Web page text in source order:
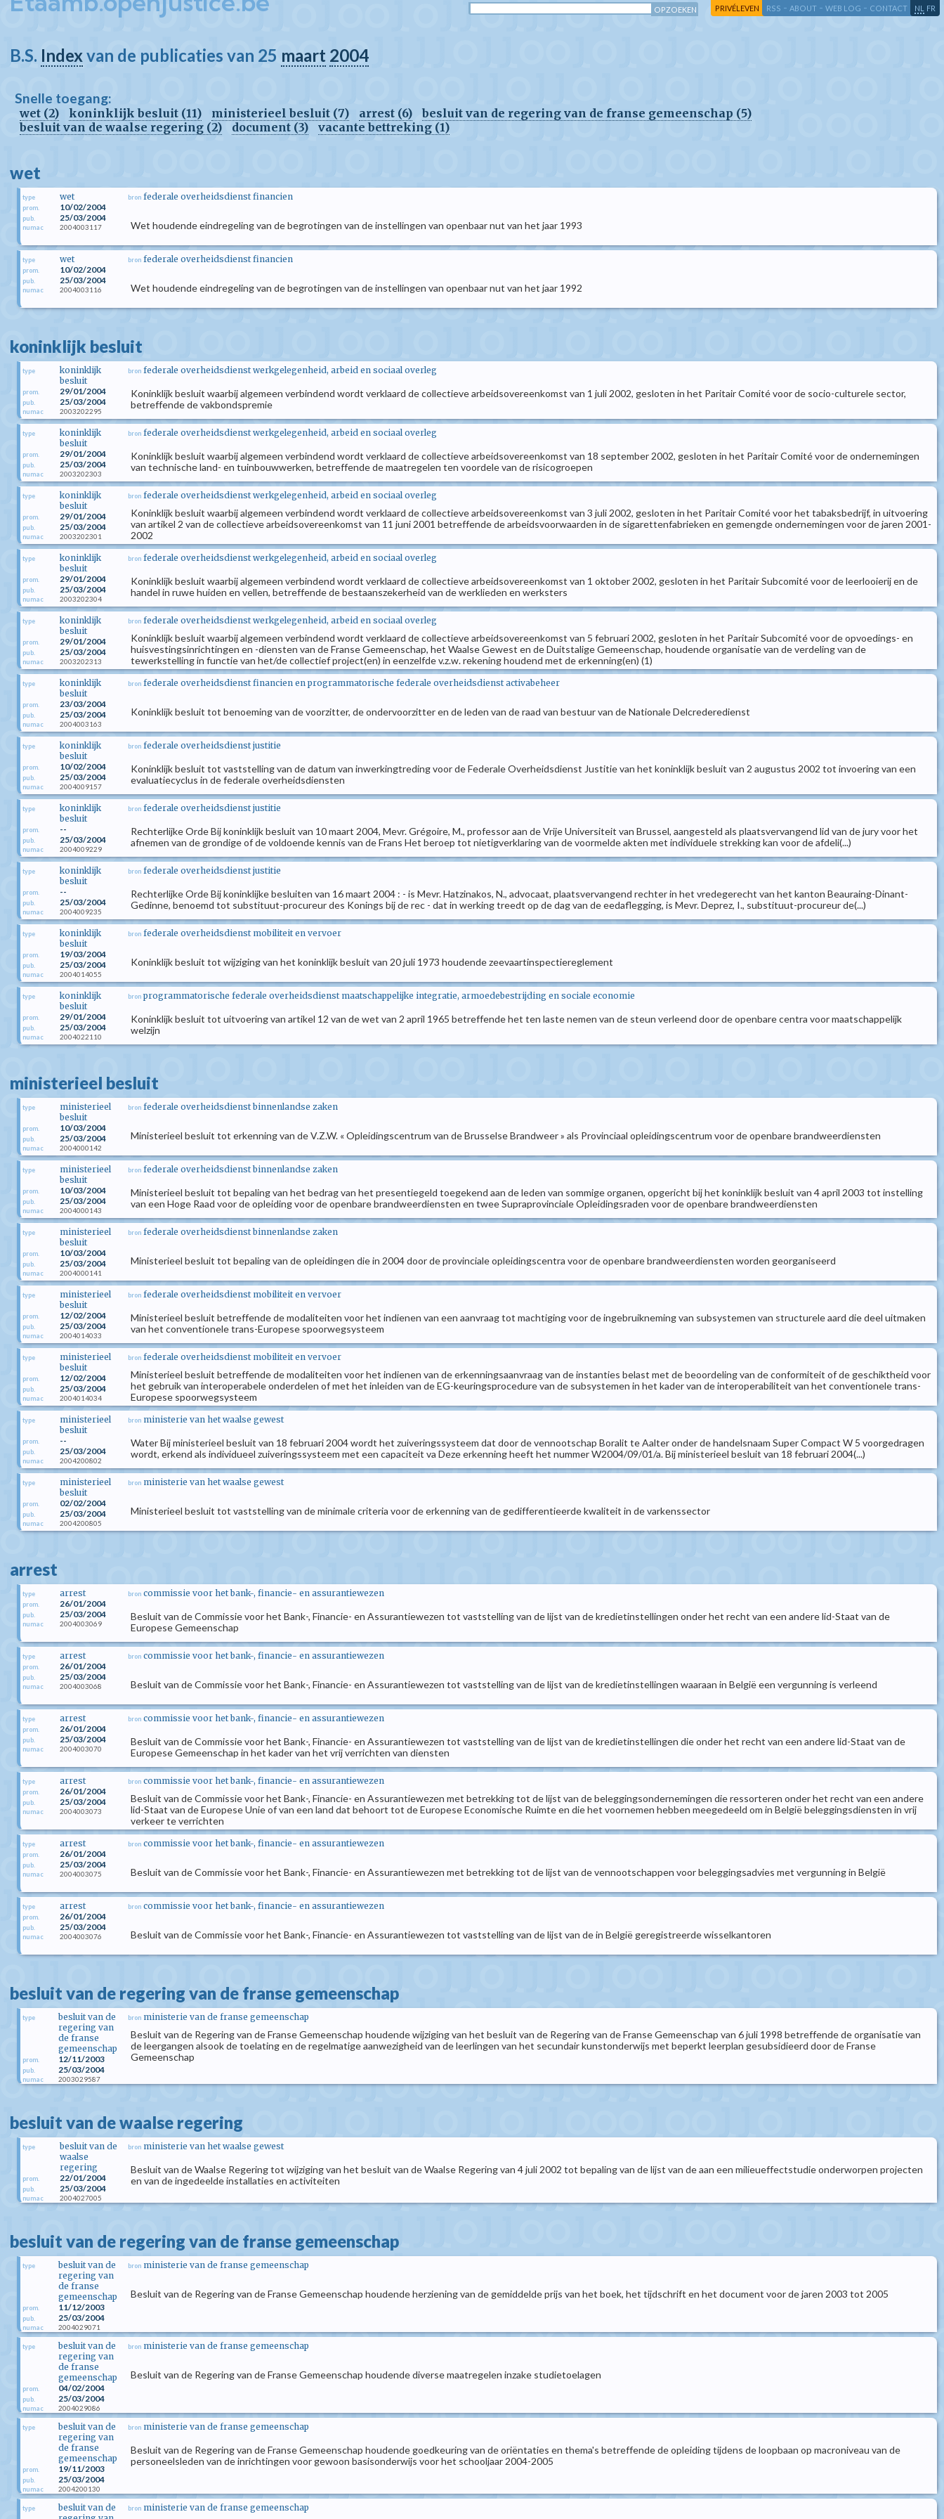
PRIVÉLEVEN RSS - ABOUT - WEB LOG - CONTACT NL FR
B.S. Indexvan de publicaties van 25 maart 2004
Snelle toegang:
wet (2) koninklijk besluit (11) ministerieel besluit (7) arrest (6)
besluit van de regering van de franse gemeenschap (5)
besluit van de waalse regering (2)
document (3) vacante bettreking (1)
wet
type wet
prom. 10/02/2004
pub. 25/03/2004
numac 2004003117
bron federale overheidsdienst financien
Wet houdende eindregeling van de begrotingen van de instellingen van openbaar nut van het jaar 1993
type wet
prom. 10/02/2004
pub. 25/03/2004
numac 2004003116
bron federale overheidsdienst financien
Wet houdende eindregeling van de begrotingen van de instellingen van openbaar nut van het jaar 1992
koninklijk besluit
type
koninklijk
besluit
prom. 29/01/2004
pub. 25/03/2004
numac 2003202295
bron federale overheidsdienst werkgelegenheid, arbeid en sociaal overleg
Koninklijk besluit waarbij algemeen verbindend wordt verklaard de collectieve arbeidsovereenkomst van 1 juli 2002, gesloten in het Paritair Comité voor de socio-culturele sector,
betreffende de vakbondspremie
type
koninklijk
besluit
prom. 29/01/2004
pub. 25/03/2004
numac 2003202303
bron federale overheidsdienst werkgelegenheid, arbeid en sociaal overleg
Koninklijk besluit waarbij algemeen verbindend wordt verklaard de collectieve arbeidsovereenkomst van 18 september 2002, gesloten in het Paritair Comité voor de ondernemingen
van technische land- en tuinbouwwerken, betreffende de maatregelen ten voordele van de risicogroepen
type
koninklijk
besluit
prom. 29/01/2004
pub. 25/03/2004
numac 2003202301
bron federale overheidsdienst werkgelegenheid, arbeid en sociaal overleg
Koninklijk besluit waarbij algemeen verbindend wordt verklaard de collectieve arbeidsovereenkomst van 3 juli 2002, gesloten in het Paritair Comité voor het tabaksbedrijf, in uitvoering
van artikel 2 van de collectieve arbeidsovereenkomst van 11 juni 2001 betreffende de arbeidsvoorwaarden in de sigarettenfabrieken en gemengde ondernemingen voor de jaren 2001-
2002
type
koninklijk
besluit
prom. 29/01/2004
pub. 25/03/2004
numac 2003202304
bron federale overheidsdienst werkgelegenheid, arbeid en sociaal overleg
Koninklijk besluit waarbij algemeen verbindend wordt verklaard de collectieve arbeidsovereenkomst van 1 oktober 2002, gesloten in het Paritair Subcomité voor de leerlooierij en de
handel in ruwe huiden en vellen, betreffende de bestaanszekerheid van de werklieden en werksters
type
koninklijk
besluit
prom. 29/01/2004
pub. 25/03/2004
numac 2003202313
bron federale overheidsdienst werkgelegenheid, arbeid en sociaal overleg
Koninklijk besluit waarbij algemeen verbindend wordt verklaard de collectieve arbeidsovereenkomst van 5 februari 2002, gesloten in het Paritair Subcomité voor de opvoedings- en
huisvestingsinrichtingen en -diensten van de Franse Gemeenschap, het Waalse Gewest en de Duitstalige Gemeenschap, houdende organisatie van de verdeling van de
tewerkstelling in functie van het/de collectief project(en) in eenzelfde v.z.w. rekening houdend met de erkenning(en) (1)
type
koninklijk
besluit
prom. 23/03/2004
pub. 25/03/2004
numac 2004003163
bron federale overheidsdienst financien en programmatorische federale overheidsdienst activabeheer
Koninklijk besluit tot benoeming van de voorzitter, de ondervoorzitter en de leden van de raad van bestuur van de Nationale Delcrederedienst
type
koninklijk
besluit
prom. 10/02/2004
pub. 25/03/2004
numac 2004009157
bron federale overheidsdienst justitie
Koninklijk besluit tot vaststelling van de datum van inwerkingtreding voor de Federale Overheidsdienst Justitie van het koninklijk besluit van 2 augustus 2002 tot invoering van een
evaluatiecyclus in de federale overheidsdiensten
type
koninklijk
besluit
prom. --
pub. 25/03/2004
numac 2004009229
bron federale overheidsdienst justitie
Rechterlijke Orde Bij koninklijk besluit van 10 maart 2004, Mevr. Grégoire, M., professor aan de Vrije Universiteit van Brussel, aangesteld als plaatsvervangend lid van de jury voor het
afnemen van de grondige of de voldoende kennis van de Frans Het beroep tot nietigverklaring van de voormelde akten met individuele strekking kan voor de afdeli(...)
type
koninklijk
besluit
prom. --
pub. 25/03/2004
numac 2004009235
bron federale overheidsdienst justitie
Rechterlijke Orde Bij koninklijke besluiten van 16 maart 2004 : - is Mevr. Hatzinakos, N., advocaat, plaatsvervangend rechter in het vredegerecht van het kanton Beauraing-Dinant-
Gedinne, benoemd tot substituut-procureur des Konings bij de rec - dat in werking treedt op de dag van de eedaflegging, is Mevr. Deprez, I., substituut-procureur de(...)
type
koninklijk
besluit
prom. 19/03/2004
pub. 25/03/2004
numac 2004014055
bron federale overheidsdienst mobiliteit en vervoer
Koninklijk besluit tot wijziging van het koninklijk besluit van 20 juli 1973 houdende zeevaartinspectiereglement
type
koninklijk
besluit
prom. 29/01/2004
pub. 25/03/2004
numac 2004022110
bron programmatorische federale overheidsdienst maatschappelijke integratie, armoedebestrijding en sociale economie
Koninklijk besluit tot uitvoering van artikel 12 van de wet van 2 april 1965 betreffende het ten laste nemen van de steun verleend door de openbare centra voor maatschappelijk
welzijn
ministerieel besluit
type
ministerieel
besluit
prom. 10/03/2004
pub. 25/03/2004
numac 2004000142
bron federale overheidsdienst binnenlandse zaken
Ministerieel besluit tot erkenning van de V.Z.W. « Opleidingscentrum van de Brusselse Brandweer » als Provinciaal opleidingscentrum voor de openbare brandweerdiensten
type
ministerieel
besluit
prom. 10/03/2004
pub. 25/03/2004
numac 2004000143
bron federale overheidsdienst binnenlandse zaken
Ministerieel besluit tot bepaling van het bedrag van het presentiegeld toegekend aan de leden van sommige organen, opgericht bij het koninklijk besluit van 4 april 2003 tot instelling
van een Hoge Raad voor de opleiding voor de openbare brandweerdiensten en twee Supraprovinciale Opleidingsraden voor de openbare brandweerdiensten
type
ministerieel
besluit
prom. 10/03/2004
pub. 25/03/2004
numac 2004000141
bron federale overheidsdienst binnenlandse zaken
Ministerieel besluit tot bepaling van de opleidingen die in 2004 door de provinciale opleidingscentra voor de openbare brandweerdiensten worden georganiseerd
type
ministerieel
besluit
prom. 12/02/2004
pub. 25/03/2004
numac 2004014033
bron federale overheidsdienst mobiliteit en vervoer
Ministerieel besluit betreffende de modaliteiten voor het indienen van een aanvraag tot machtiging voor de ingebruikneming van subsystemen van structurele aard die deel uitmaken
van het conventionele trans-Europese spoorwegsysteem
type
ministerieel
besluit
prom. 12/02/2004
pub. 25/03/2004
numac 2004014034
bron federale overheidsdienst mobiliteit en vervoer
Ministerieel besluit betreffende de modaliteiten voor het indienen van de erkenningsaanvraag van de instanties belast met de beoordeling van de conformiteit of de geschiktheid voor
het gebruik van interoperabele onderdelen of met het inleiden van de EG-keuringsprocedure van de subsystemen in het kader van de interoperabiliteit van het conventionele trans-
Europese spoorwegsysteem
type
ministerieel
besluit
prom. --
pub. 25/03/2004
numac 2004200802
bron ministerie van het waalse gewest
Water Bij ministerieel besluit van 18 februari 2004 wordt het zuiveringssysteem dat door de vennootschap Boralit te Aalter onder de handelsnaam Super Compact W 5 voorgedragen
wordt, erkend als individueel zuiveringssysteem met een capaciteit va Deze erkenning heeft het nummer W2004/09/01/a. Bij ministerieel besluit van 18 februari 2004(...)
type
ministerieel
besluit
prom. 02/02/2004
pub. 25/03/2004
numac 2004200805
bron ministerie van het waalse gewest
Ministerieel besluit tot vaststelling van de minimale criteria voor de erkenning van de gedifferentieerde kwaliteit in de varkenssector
arrest
type arrest
prom. 26/01/2004
pub. 25/03/2004
numac 2004003069
bron commissie voor het bank-, financie- en assurantiewezen
Besluit van de Commissie voor het Bank-, Financie- en Assurantiewezen tot vaststelling van de lijst van de kredietinstellingen onder het recht van een andere lid-Staat van de
Europese Gemeenschap
type arrest
prom. 26/01/2004
pub. 25/03/2004
numac 2004003068
bron commissie voor het bank-, financie- en assurantiewezen
Besluit van de Commissie voor het Bank-, Financie- en Assurantiewezen tot vaststelling van de lijst van de kredietinstellingen waaraan in België een vergunning is verleend
type arrest
prom. 26/01/2004
pub. 25/03/2004
numac 2004003070
bron commissie voor het bank-, financie- en assurantiewezen
Besluit van de Commissie voor het Bank-, Financie- en Assurantiewezen tot vaststelling van de lijst van de kredietinstellingen die onder het recht van een andere lid-Staat van de
Europese Gemeenschap in het kader van het vrij verrichten van diensten
type arrest
prom. 26/01/2004
pub. 25/03/2004
numac 2004003073
bron commissie voor het bank-, financie- en assurantiewezen
Besluit van de Commissie voor het Bank-, Financie- en Assurantiewezen met betrekking tot de lijst van de beleggingsondernemingen die ressorteren onder het recht van een andere
lid-Staat van de Europese Unie of van een land dat behoort tot de Europese Economische Ruimte en die het voornemen hebben meegedeeld om in België beleggingsdiensten in vrij
verkeer te verrichten
type arrest
prom. 26/01/2004
pub. 25/03/2004
numac 2004003075
bron commissie voor het bank-, financie- en assurantiewezen
Besluit van de Commissie voor het Bank-, Financie- en Assurantiewezen met betrekking tot de lijst van de vennootschappen voor beleggingsadvies met vergunning in België
type arrest
prom. 26/01/2004
pub. 25/03/2004
numac 2004003076
bron commissie voor het bank-, financie- en assurantiewezen
Besluit van de Commissie voor het Bank-, Financie- en Assurantiewezen tot vaststelling van de lijst van de in België geregistreerde wisselkantoren
besluit van de regering van de franse gemeenschap
type
besluit van de
regering van
de franse
gemeenschap
prom. 12/11/2003
pub. 25/03/2004
numac 2003029587
bron ministerie van de franse gemeenschap
Besluit van de Regering van de Franse Gemeenschap houdende wijziging van het besluit van de Regering van de Franse Gemeenschap van 6 juli 1998 betreffende de organisatie van
de leergangen alsook de toelating en de regelmatige aanwezigheid van de leerlingen van het secundair kunstonderwijs met beperkt leerplan gesubsidieerd door de Franse
Gemeenschap
besluit van de waalse regering
type
besluit van de
waalse
regering
prom. 22/01/2004
pub. 25/03/2004
numac 2004027005
bron ministerie van het waalse gewest
Besluit van de Waalse Regering tot wijziging van het besluit van de Waalse Regering van 4 juli 2002 tot bepaling van de lijst van de aan een milieueffectstudie onderworpen projecten
en van de ingedeelde installaties en activiteiten
besluit van de regering van de franse gemeenschap
type
besluit van de
regering van
de franse
gemeenschap
prom. 11/12/2003
pub. 25/03/2004
numac 2004029071
bron ministerie van de franse gemeenschap
Besluit van de Regering van de Franse Gemeenschap houdende herziening van de gemiddelde prijs van het boek, het tijdschrift en het document voor de jaren 2003 tot 2005
type
besluit van de
regering van
de franse
gemeenschap
prom. 04/02/2004
pub. 25/03/2004
numac 2004029086
bron ministerie van de franse gemeenschap
Besluit van de Regering van de Franse Gemeenschap houdende diverse maatregelen inzake studietoelagen
type
besluit van de
regering van
de franse
gemeenschap
prom. 19/11/2003
pub. 25/03/2004
numac 2004200130
bron ministerie van de franse gemeenschap
Besluit van de Regering van de Franse Gemeenschap houdende goedkeuring van de oriëntaties en thema's betreffende de opleiding tijdens de loopbaan op macroniveau van de
personeelsleden van de inrichtingen voor gewoon basisonderwijs voor het schooljaar 2004-2005
type
besluit van de
bron ministerie van de franse gemeenschap